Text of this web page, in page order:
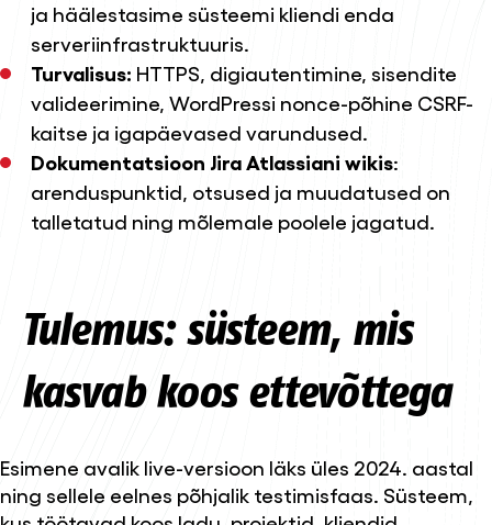
ja häälestasime süsteemi kliendi enda
serveriinfrastruktuuris.
Turvalisus: HTTPS, digiautentimine, sisendite
valideerimine, WordPressi nonce-põhine CSRF-
kaitse ja igapäevased varundused.
Dokumentatsioon Jira Atlassiani wikis:
arenduspunktid, otsused ja muudatused on
talletatud ning mõlemale poolele jagatud.
Tulemus: süsteem, mis
kasvab koos ettevõttega
Esimene avalik live-versioon läks üles 2024. aastal
ning sellele eelnes põhjalik testimisfaas. Süsteem,